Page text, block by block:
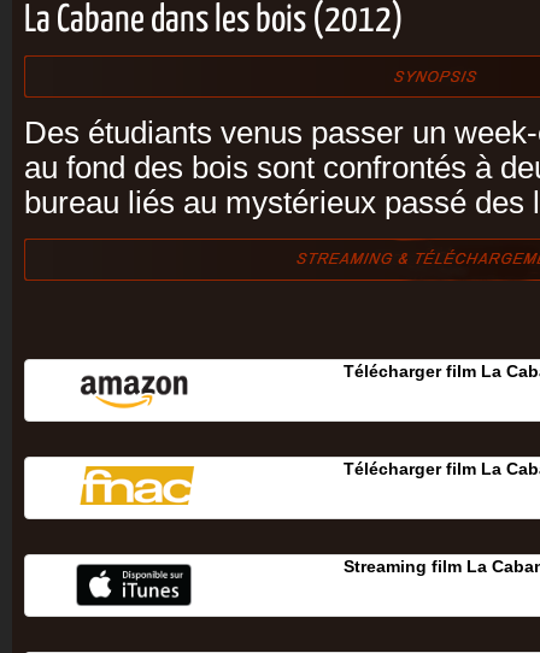
La Cabane dans les bois (2012)
Des étudiants venus passer un
au fond des bois sont confrontés à
bureau liés au mystérieux passé des
Télécharger film La
Télécharger film La
Streaming film La